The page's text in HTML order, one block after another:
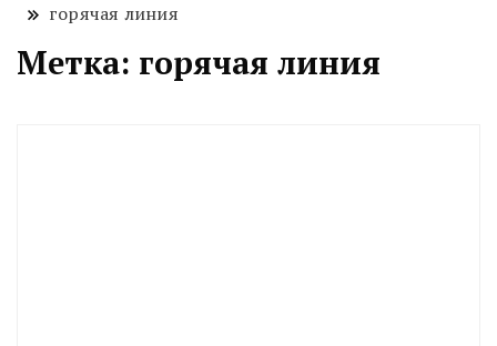
горячая линия
Метка: горячая линия